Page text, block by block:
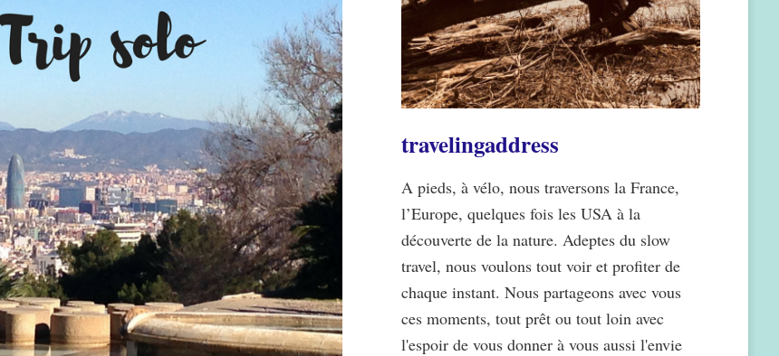
travelingaddress
A pieds, à vélo, nous traversons la France,
l’Europe, quelques fois les USA à la
découverte de la nature. Adeptes du slow
travel, nous voulons tout voir et profiter de
chaque instant. Nous partageons avec vous
ces moments, tout prêt ou tout loin avec
l'espoir de vous donner à vous aussi l'envie